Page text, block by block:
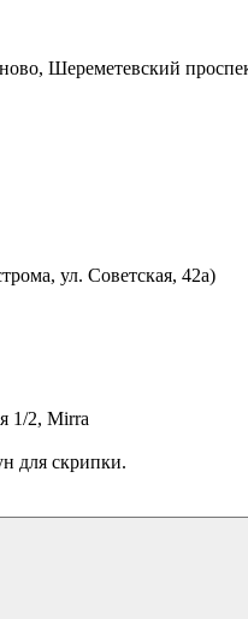
Шереметевский
ул. Советская, 42а)
1/2, Mirra
для скрипки.